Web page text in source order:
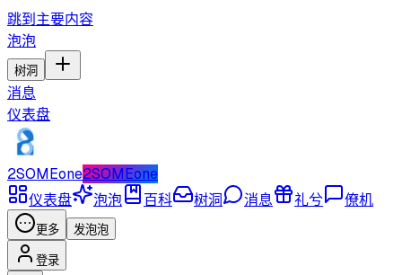
跳到主要内容
泡泡
树洞
消息
仪表盘
2SOMEone2SOMEone
仪表盘
泡泡 百科 树洞 消息 礼兮 僚机
更多 发泡泡
登录